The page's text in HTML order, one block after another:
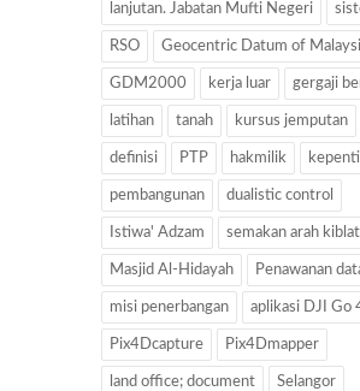
lanjutan. Jabatan Mufti Negeri
RSO Geocentric Datum of
GDM2000 kerja luar gergaji
latihan tanah kursus jemputan
definisi PTP hakmilik
pembangunan dualistic control
Istiwa' Adzam semakan arah kiblat
Masjid Al-Hidayah Penawanan
misi penerbangan aplikasi DJI Go
Pix4Dcapture Pix4Dmapper
land office; document Selangor